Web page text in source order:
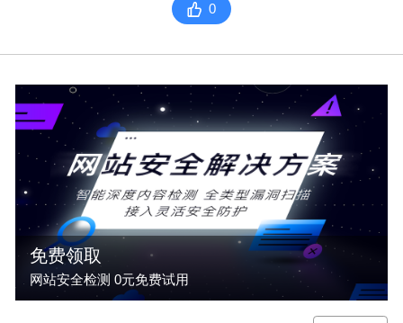
0
免费领取
网站安全检测 0元免费试用